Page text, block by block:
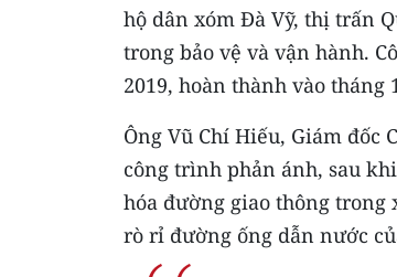
hộ dân xóm Đà Vỹ, thị trấn
trong bảo vệ và vận hành.
2019, hoàn thành vào tháng
Ông Vũ Chí Hiếu, Giám đốc
công trình phản ánh, sau
hóa đường giao thông trong
rò rỉ đường ống dẫn nước